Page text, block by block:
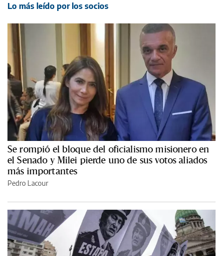
Lo más leído por los socios
Se rompió el bloque del oficialismo misionero en
el Senado y Milei pierde uno de sus votos aliados
más importantes
Pedro Lacour